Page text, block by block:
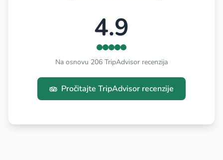
4.9
Na osnovu 206 TripAdvisor recenzija
Pročitajte TripAdvisor recenzije